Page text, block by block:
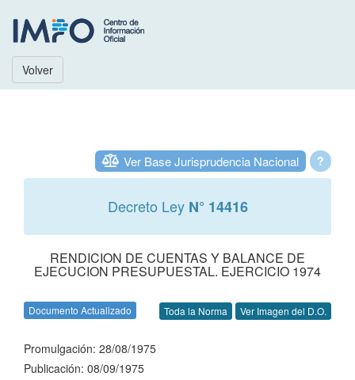
Volver
?
Ver Base Jurisprudencia Nacional
Decreto Ley N° 14416
RENDICION DE CUENTAS Y BALANCE DE
EJECUCION PRESUPUESTAL. EJERCICIO 1974
Documento Actualizado Toda la Norma Ver Imagen del D.O.
Promulgación: 28/08/1975
Publicación: 08/09/1975